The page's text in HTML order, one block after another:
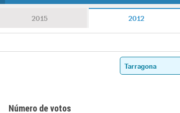
2015 2012
Número de votos